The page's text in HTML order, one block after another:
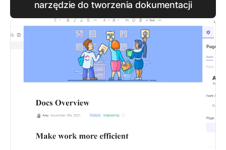
narzędzie do tworzenia dokumentacji